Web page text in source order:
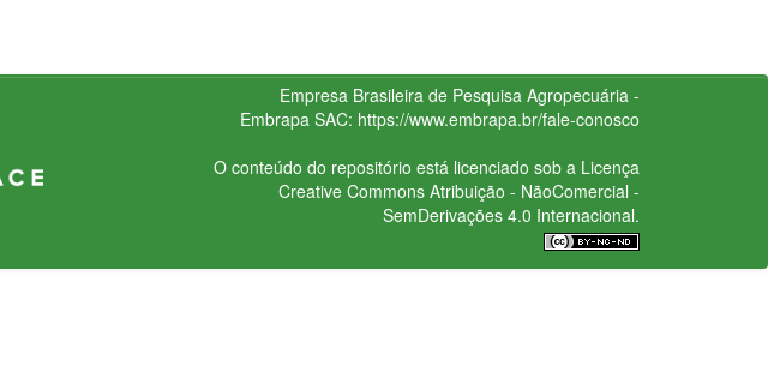
Empresa Brasileira de Pesquisa Agropecuária -
Embrapa SAC: https://www.embrapa.br/fale-conosco
O conteúdo do repositório está licenciado sob a Licença
Creative CommonsAtribuição - NãoComercial -
SemDerivações 4.0 Internacional.